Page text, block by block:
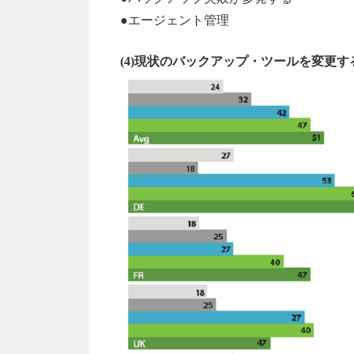
●エージェント管理
(4)現状のバックアップ・ツールを変更す